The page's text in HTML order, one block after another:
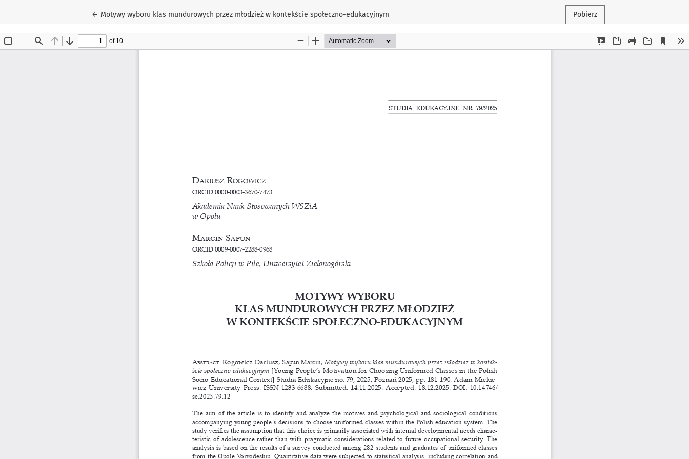
← Wróć do szczegółów artykułu
Motywy wyboru klas mundurowych przez młodzież w kontekście społeczno-edukacyjnym Pobierz